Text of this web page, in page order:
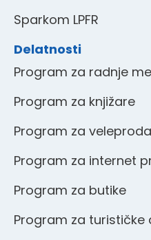
Sparkom LPFR
Delatnosti
Program za radnje
Program za knjižare
Program za
Program za internet
Program za butike
Program za turističke